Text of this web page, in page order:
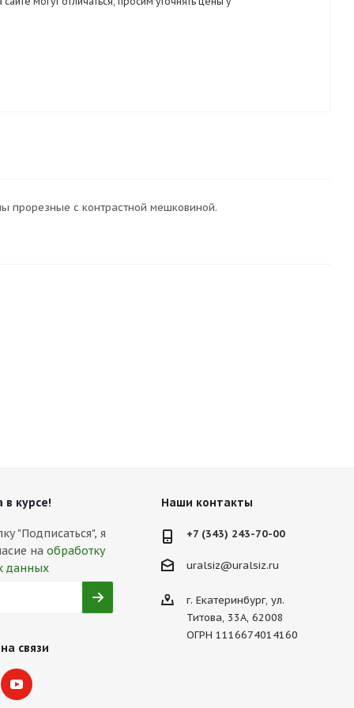
прорезные с контрастной мешковиной.
в курсе!
"Подписаться", я
на обработку
данных
связи
Наши контакты
+7 (343) 243-70-00
uralsiz@uralsiz.ru
г. Екатеринбург, ул.
Титова, 33А, 62008
ОГРН 1116674014160